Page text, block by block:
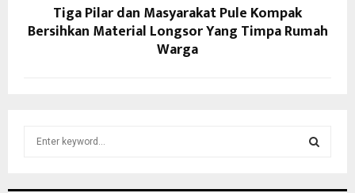
Tiga Pilar dan Masyarakat Pule Kompak
Bersihkan Material Longsor Yang Timpa Rumah
Warga